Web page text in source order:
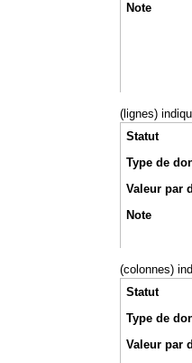
Note
(lignes)
Statut
Type de
Valeur par
Note
(colonnes)
Statut
Type de
Valeur par